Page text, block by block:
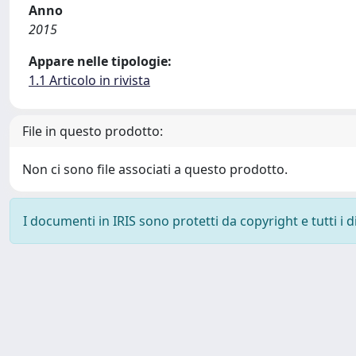
Anno
2015
Appare nelle tipologie:
1.1 Articolo in rivista
File in questo prodotto:
Non ci sono file associati a questo prodotto.
I documenti in IRIS sono protetti da copyright e tutti i